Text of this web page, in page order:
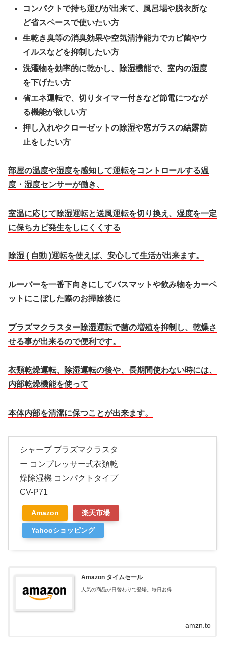
コンパクトで持ち運びが出来て、風呂場や脱衣所な
ど省スペースで使いたい方
生乾き臭等の消臭効果や空気清浄能力でカビ菌やウ
イルスなどを抑制したい方
洗濯物を効率的に乾かし、除湿機能で、室内の湿度
を下げたい方
省エネ運転で、切りタイマー付きなど節電につなが
る機能が欲しい方
押し入れやクローゼットの除湿や窓ガラスの結露防
止をしたい方
部屋の温度や湿度を感知して運転をコントロールする温
度・湿度センサーが働き、
室温に応じて除湿運転と送風運転を切り換え、湿度を一定
に保ちカビ発生をしにくくする
除湿 ( 自動 )運転を使えば、安心して生活が出来ます。
ルーバーを一番下向きにしてバスマットや飲み物をカーペ
ットにこぼした際のお掃除後に
プラズマクラスター除湿運転で菌の増殖を抑制し、乾燥さ
せる事が出来るので便利です。
衣類乾燥運転、除湿運転の後や、長期間使わない時には、
内部乾燥機能を使って
本体内部を清潔に保つことが出来ます。
シャープ プラズマクラスタ
ー コンプレッサー式衣類乾
燥除湿機 コンパクトタイプ
CV-P71
Amazon 楽天市場
Yahooショッピング
Amazon タイムセール
人気の商品が日替わりで登場。毎日お得
amzn.to